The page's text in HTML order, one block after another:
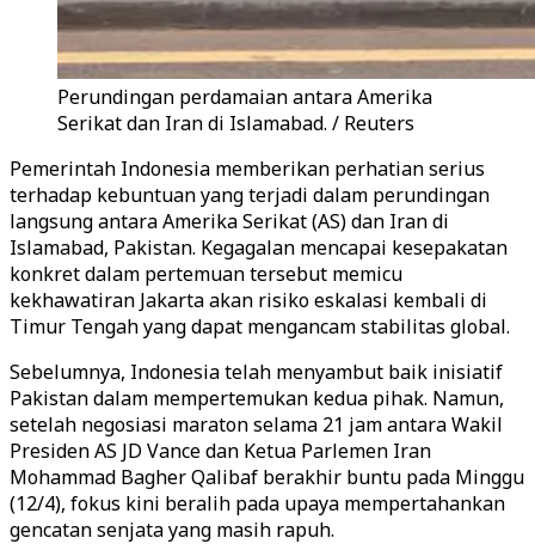
Perundingan perdamaian antara Amerika
Serikat dan Iran di Islamabad. / Reuters
Pemerintah Indonesia memberikan perhatian serius
terhadap kebuntuan yang terjadi dalam perundingan
langsung antara Amerika Serikat (AS) dan Iran di
Islamabad, Pakistan. Kegagalan mencapai kesepakatan
konkret dalam pertemuan tersebut memicu
kekhawatiran Jakarta akan risiko eskalasi kembali di
Timur Tengah yang dapat mengancam stabilitas global.
Sebelumnya, Indonesia telah menyambut baik inisiatif
Pakistan dalam mempertemukan kedua pihak. Namun,
setelah negosiasi maraton selama 21 jam antara Wakil
Presiden AS JD Vance dan Ketua Parlemen Iran
Mohammad Bagher Qalibaf berakhir buntu pada Minggu
(12/4), fokus kini beralih pada upaya mempertahankan
gencatan senjata yang masih rapuh.